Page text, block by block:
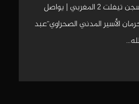
سجن تيفلت 2 المغربي | يواصل
الأسير المدني الصحراوي”عبد